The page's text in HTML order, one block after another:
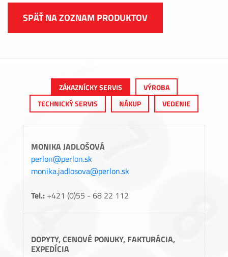
SPÄŤ NA ZOZNAM PRODUKTOV
ZÁKAZNÍCKY SERVIS
VÝROBA
TECHNICKÝ SERVIS
NÁKUP VEDENIE
MONIKA JADLOŠOVÁ
perlon@perlon.sk
monika.jadlosova@perlon.sk
Tel.: +421 (0)55 - 68 22 112
DOPYTY, CENOVÉ PONUKY, FAKTURÁCIA,
EXPEDÍCIA